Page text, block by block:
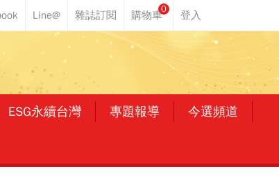
0
ESG永續台灣 專題報導 今選頻道